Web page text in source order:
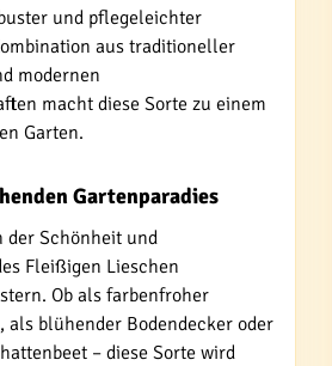
und pflegeleichter
aus traditioneller
modernen
macht diese Sorte zu einem
Garten.
Gartenparadies
der Schönheit und
Fleißigen Lieschen
Ob als farbenfroher
als blühender Bodendecker oder
– diese Sorte wird